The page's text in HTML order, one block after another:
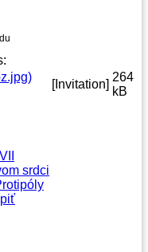
[Invitation]
264
kB
srdci